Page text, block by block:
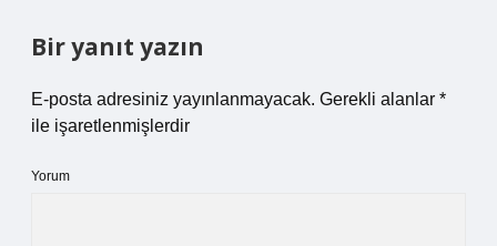
Bir yanıt yazın
E-posta adresiniz yayınlanmayacak. Gerekli alanlar *
ile işaretlenmişlerdir
Yorum